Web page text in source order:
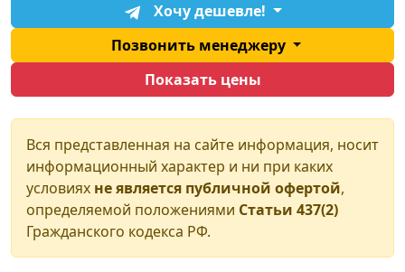
Хочу дешевле!
Позвонить менеджеру
Показать цены
Вся представленная на сайте информация, носит
информационный характер и ни при каких
условиях не является публичной офертой,
определяемой положениями Статьи 437(2)
Гражданского кодекса РФ.